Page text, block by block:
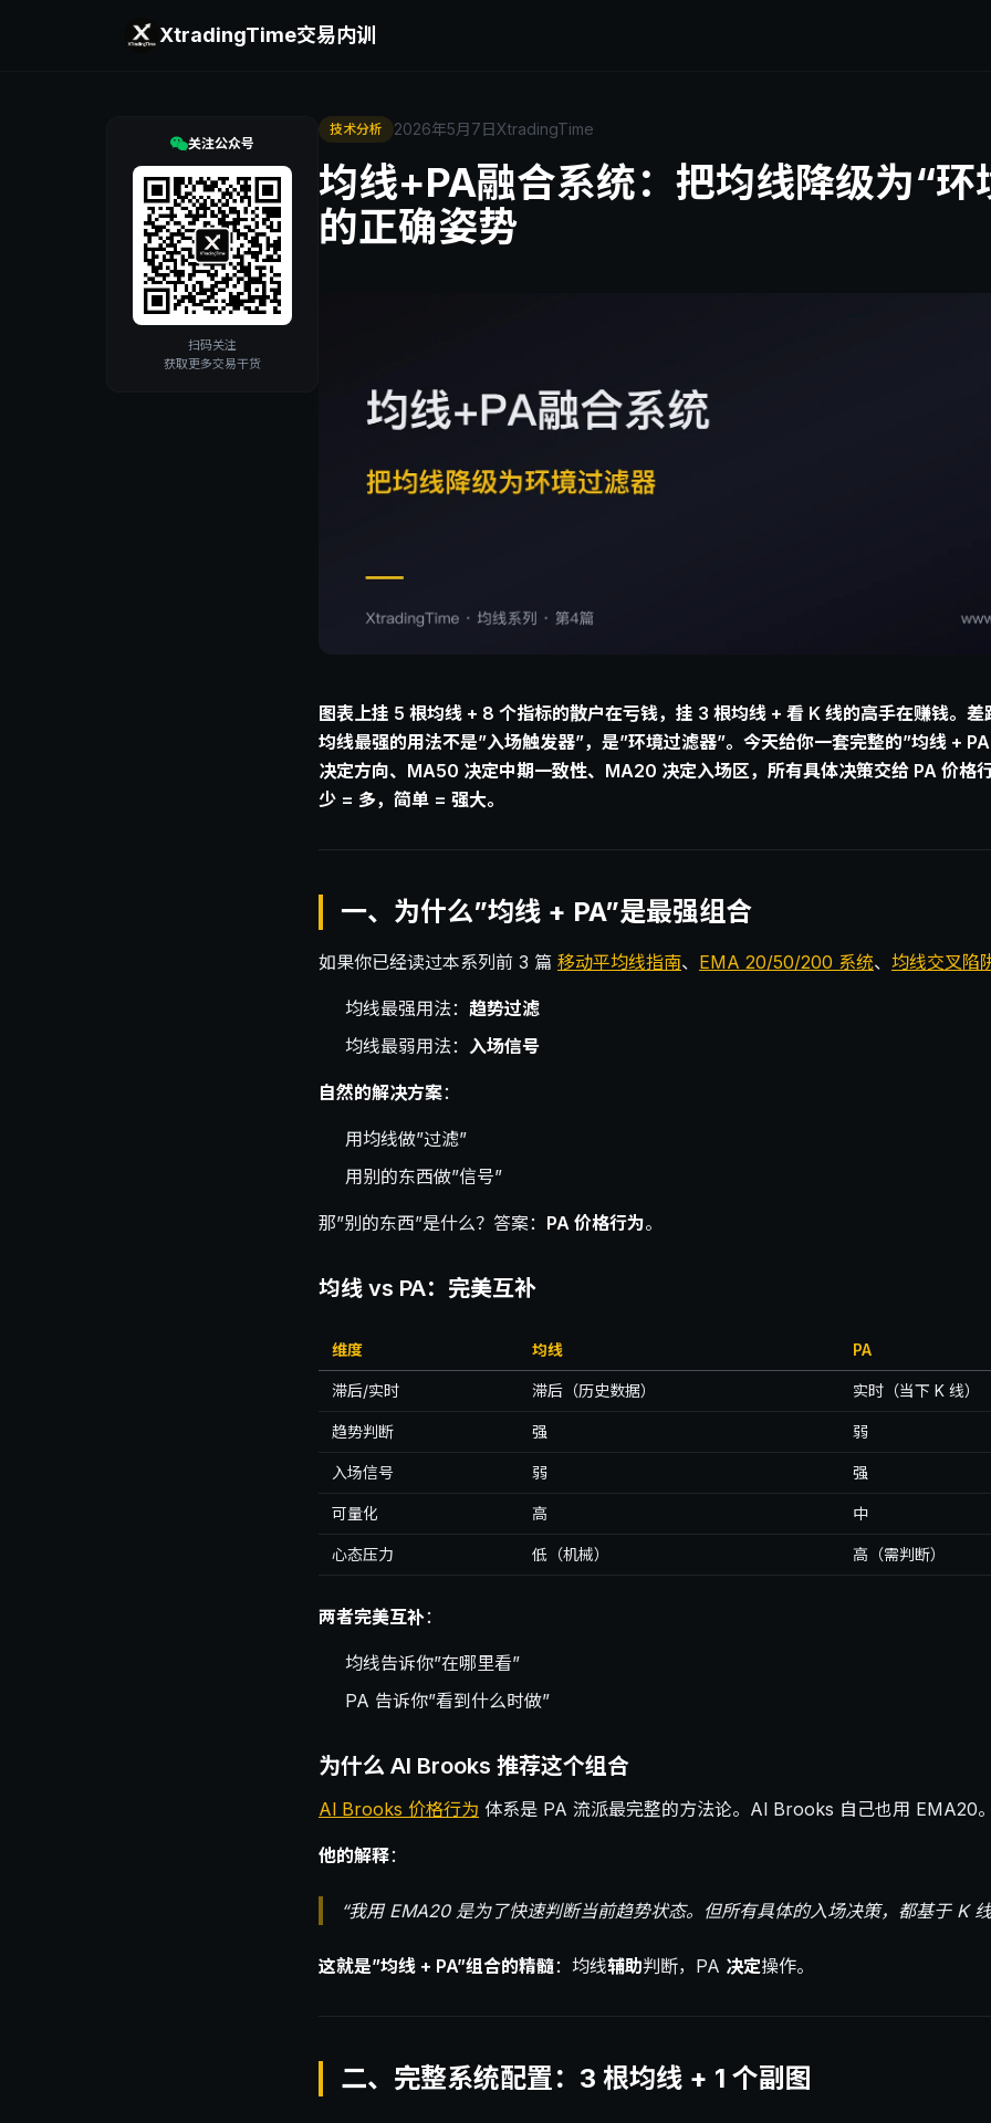
XtradingTime交易内训
关注公众号
扫码关注
获取更多交易干货
技术分析 2026年5月7日XtradingTime
均线+PA融合系统：把均线降级为“环
的正确姿势
图表上挂 5 根均线 + 8 个指标的散户在亏钱，挂 3 根均线 + 看 K 线的高手在赚钱。差
均线最强的用法不是”入场触发器”，是”环境过滤器”。今天给你一套完整的”均线 +
决定方向、MA50 决定中期一致性、MA20 决定入场区，所有具体决策交给 PA 价格
少 = 多，简单 = 强大。
一、为什么”均线 + PA”是最强组合
如果你已经读过本系列前 3 篇 移动平均线指南、 EMA 20/50/200 系统、 均线交叉陷
均线最强用法： 趋势过滤
均线最弱用法： 入场信号
自然的解决方案：
用均线做”过滤”
用别的东西做”信号”
那”别的东西”是什么？答案： PA 价格行为。
均线 vs PA：完美互补
维度 均线 PA
滞后/实时 滞后（历史数据） 实时（当下 K 线）
趋势判断 强 弱
入场信号 弱 强
可量化 高 中
心态压力 低（机械） 高（需判断）
两者完美互补：
均线告诉你”在哪里看”
PA 告诉你”看到什么时做”
为什么 Al Brooks 推荐这个组合
Al Brooks 价格行为 体系是 PA 流派最完整的方法论。Al Brooks 自己也用 EMA20。
他的解释：
“我用 EMA20 是为了快速判断当前趋势状态。但所有具体的入场决策，都基于 K
这就是”均线 + PA”组合的精髓：均线辅助判断，PA 决定操作。
二、完整系统配置：3 根均线 + 1 个副图